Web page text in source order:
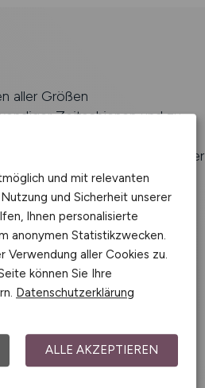
aller Größen
Zeitschienen und zu
des Vertriebs und der
(Eigenproduktion vs.
(SchüCal, Logical)
von Vorteil
und mit relevanten
und Sicherheit unserer
Ihnen personalisierte
anonymen Statistikzwecken.
Verwendung aller Cookies zu.
können Sie Ihre
Datenschutzerklärung
ALLE AKZEPTIEREN